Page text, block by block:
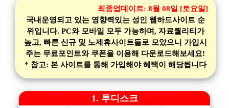
최종업데이트: 8월 08일 [토요일]
국내운영되고 있는 영향력있는 성인 웹하드사이트 순
위입니다. PC와 모바일 모두 가능하며, 자료퀄리티가
높고, 빠른 신규 및 노제휴사이트들로 모았으니 가입시
주는 무료포인트와 쿠폰을 이용해 다운로드해보세요!
* 참고: 본 사이트를 통해 가입해야 혜택이 해당됩니다
1. 투디스크